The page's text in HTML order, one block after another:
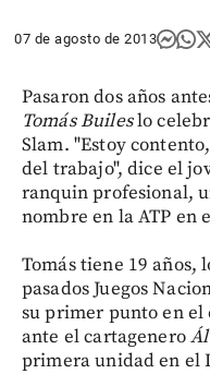
07 de agosto de 2013
Pasaron dos años
Tomás Buileslo
Slam. "Estoy
del trabajo", dice el
ranquin profesional,
nombre en la ATP en
Tomás tiene 19 años,
pasados Juegos
su primer punto en el
ante el cartagenero
primera unidad en el